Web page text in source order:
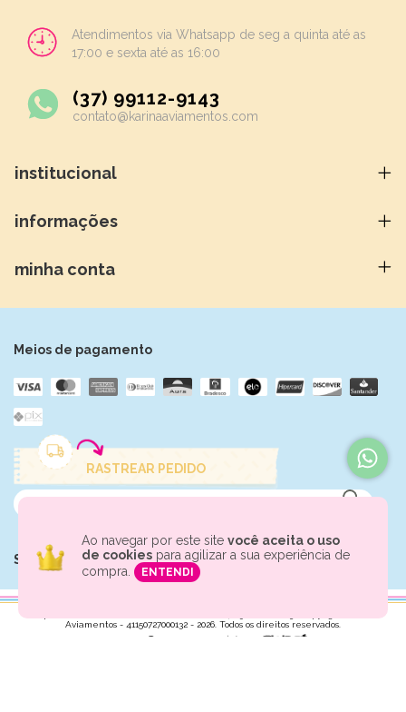
Ao navegar por este site você aceita o uso
de cookies para agilizar a sua experiência de
compra.
ENTENDI
Atendimentos via Whatsapp de seg a quinta até as
17:00 e sexta até as 16:00
(37) 99112-9143
contato@karinaaviamentos.com
institucional
informações
minha conta
Meios de pagamento
RASTREAR PEDIDO
Segurança
Aviamentos - 41150727000132 - 2026. Todos os direitos reservados.